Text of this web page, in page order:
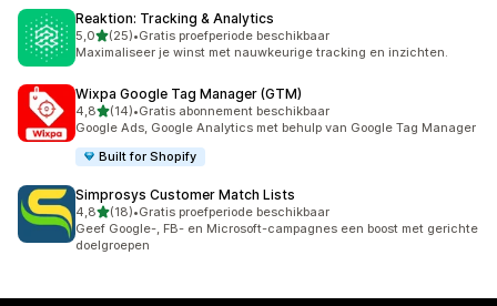
Reaktion: Tracking & Analytics
5,0van 5 sterren
(25)
25 recensies in totaal
•Gratis proefperiode beschikbaar
Maximaliseer je winst met nauwkeurige tracking en inzichten.
Wixpa Google Tag Manager (GTM)
4,8van 5 sterren
(14)
14 recensies in totaal
•Gratis abonnement beschikbaar
Google Ads, Google Analytics met behulp van Google Tag Manager
Built for Shopify
Simprosys Customer Match Lists
4,8van 5 sterren
(18)
18 recensies in totaal
•Gratis proefperiode beschikbaar
Geef Google-, FB- en Microsoft-campagnes een boost met gerichte
doelgroepen